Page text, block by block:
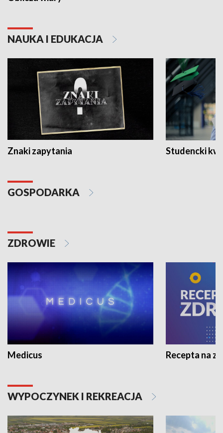
NAUKA I EDUKACJA
Znaki zapytania Studencki
GOSPODARKA
ZDROWIE
Medicus Recepta na
WYPOCZYNEK I REKREACJA